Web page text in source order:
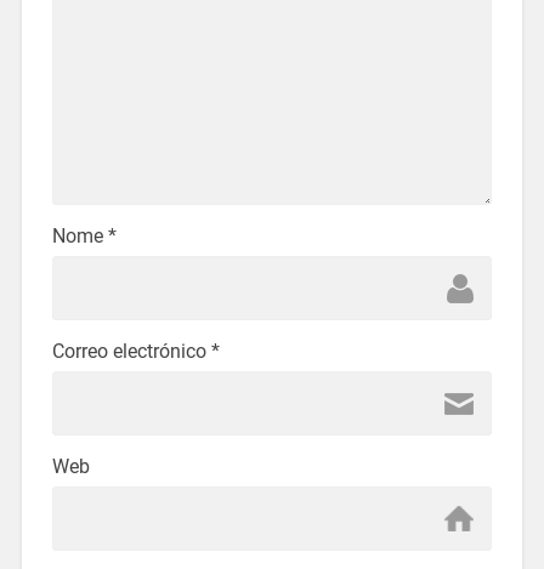
Nome *
Correo electrónico *
Web